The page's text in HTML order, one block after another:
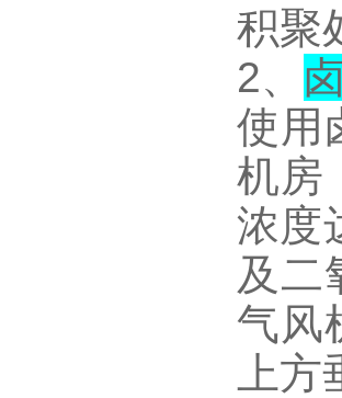
积聚
2、
使用
机房
浓度
及二
气风
上